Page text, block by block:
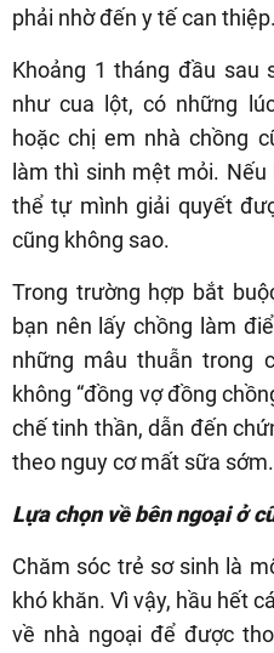
phải nhờ đến y tế can thiệp.
Khoảng 1 tháng đầu sau
như cua lột, có những
hoặc chị em nhà chồng
làm thì sinh mệt mỏi.
thể tự mình giải quyết
cũng không sao.
Trong trường hợp bắt
bạn nên lấy chồng làm
những mâu thuẫn trong
không “đồng vợ đồng
chế tinh thần, dẫn đến
theo nguy cơ mất sữa sớm.
Lựa chọn về bên ngoại ở
Chăm sóc trẻ sơ sinh là
khó khăn. Vì vậy, hầu hết
về nhà ngoại để được